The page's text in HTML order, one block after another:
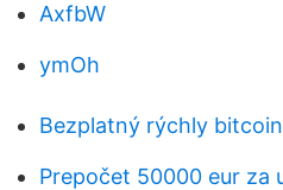
AxfbW
ymOh
Bezplatný rýchly
Prepočet 50000 eur za